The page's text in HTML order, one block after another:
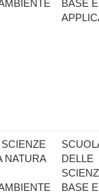
BASE E
NATURA
DELLE
BASE E